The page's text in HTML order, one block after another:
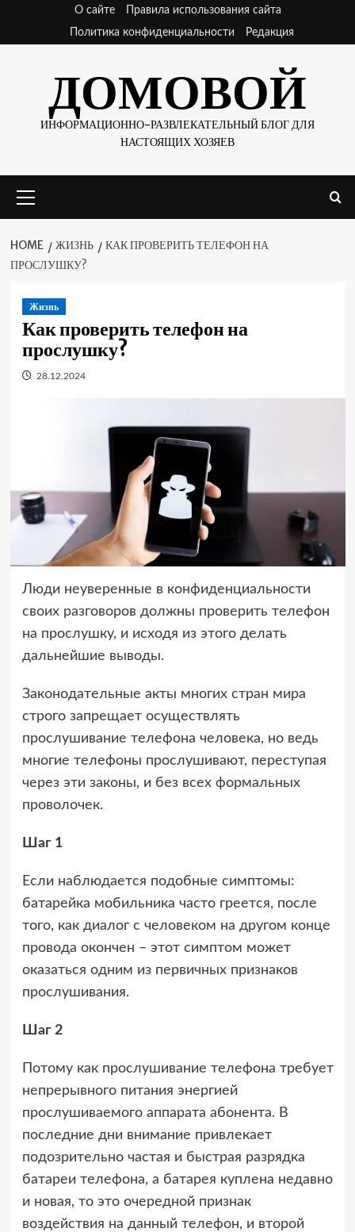
content
О сайте
Правила использования сайта
Политика конфиденциальности
Редакция
ДОМОВОЙ
ИНФОРМАЦИОННО-РАЗВЛЕКАТЕЛЬНЫЙ БЛОГ ДЛЯ
НАСТОЯЩИХ ХОЗЯЕВ
Menu
HOME ЖИЗНЬ
КАК ПРОВЕРИТЬ ТЕЛЕФОН НА
ПРОСЛУШКУ?
Жизнь
Как проверить телефон на
прослушку?
28.12.2024
Люди неуверенные в конфиденциальности
своих разговоров должны проверить телефон
на прослушку, и исходя из этого делать
дальнейшие выводы.
Законодательные акты многих стран мира
строго запрещает осуществлять
прослушивание телефона человека, но ведь
многие телефоны прослушивают, переступая
через эти законы, и без всех формальных
проволочек.
Шаг 1
Если наблюдается подобные симптомы:
батарейка мобильника часто греется, после
того, как диалог с человеком на другом конце
провода окончен – этот симптом может
оказаться одним из первичных признаков
прослушивания.
Шаг 2
Потому как прослушивание телефона требует
непрерывного питания энергией
прослушиваемого аппарата абонента. В
последние дни внимание привлекает
подозрительно частая и быстрая разрядка
батареи телефона, а батарея куплена недавно
и новая, то это очередной признак
воздействия на данный телефон, и второй